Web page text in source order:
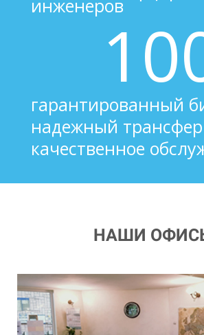
инженеров
гарантированный
надежный трансфер
качественное
НАШИ